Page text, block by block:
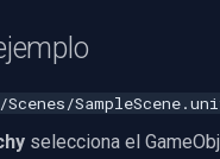
selecciona el